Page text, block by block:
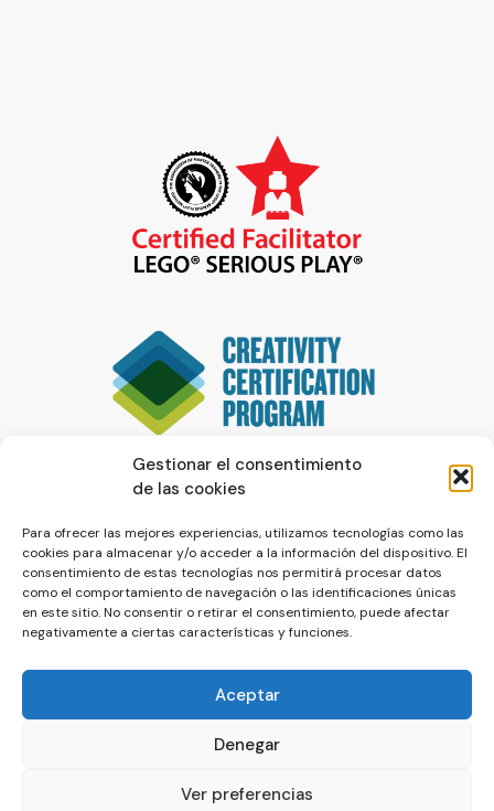
Gestionar el consentimiento
de las cookies
Para ofrecer las mejores experiencias, utilizamos tecnologías como las
cookies para almacenar y/o acceder a la información del dispositivo. El
consentimiento de estas tecnologías nos permitirá procesar datos
como el comportamiento de navegación o las identificaciones únicas
en este sitio. No consentir o retirar el consentimiento, puede afectar
negativamente a ciertas características y funciones.
Aceptar
Denegar
Ver preferencias
© La Servilleta - El Blog de Paco Prieto